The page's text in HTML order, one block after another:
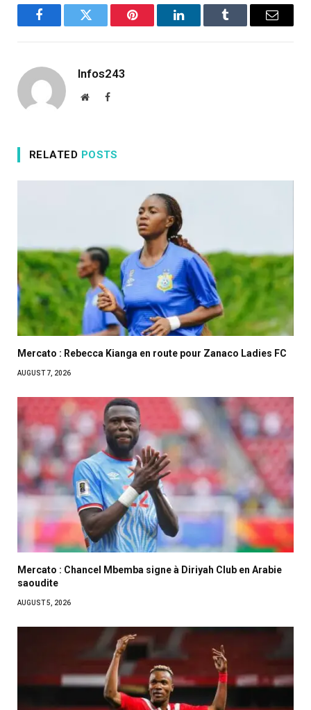
FacebookTwitter Pinterest LinkedInTumblr Email
Infos243
WebsiteFacebook
RELATED POSTS
Mercato : Rebecca Kianga en route pour Zanaco Ladies FC
AUGUST 7, 2026
Mercato : Chancel Mbemba signe à Diriyah Club en Arabie
saoudite
AUGUST 5, 2026